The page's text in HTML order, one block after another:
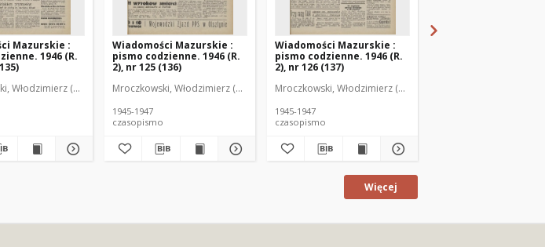
Mazurskie :
1946 (R.
Włodzimierz (1902-1971). Redaktor
Wiadomości Mazurskie :
pismo codzienne. 1946 (R.
2), nr 125 (136)
Mroczkowski, Włodzimierz (1902-1971). Redaktor
1945-1947
czasopismo
Wiadomości Mazurskie :
pismo codzienne. 1946 (R.
2), nr 126 (137)
Mroczkowski, Włodzimierz (1902-1971). Redaktor
1945-1947
czasopismo
Więcej